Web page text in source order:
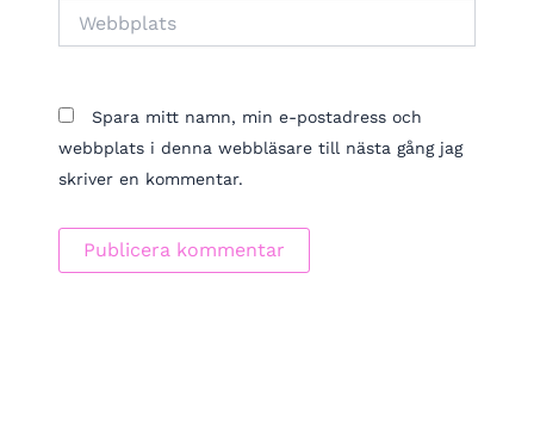
Spara mitt namn, min e-postadress och
webbplats i denna webbläsare till nästa gång jag
skriver en kommentar.